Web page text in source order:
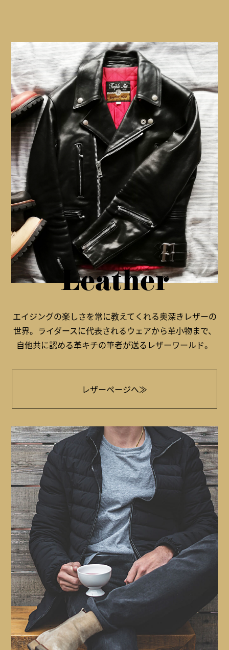
Leather
エイジングの楽しさを常に教えてくれる奥深きレザーの
世界。ライダースに代表されるウェアから革小物まで、
自他共に認める革キチの筆者が送るレザーワールド。
レザーページへ≫